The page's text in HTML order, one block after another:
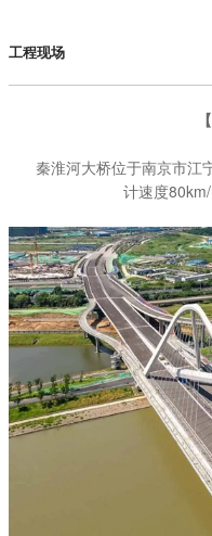
工程现场
秦淮河大桥位于南京市江
计速度